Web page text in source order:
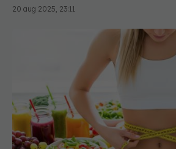
Dieta care arde grăsimea rapid.
renunți pentru a scăpa rapid de
nedorite